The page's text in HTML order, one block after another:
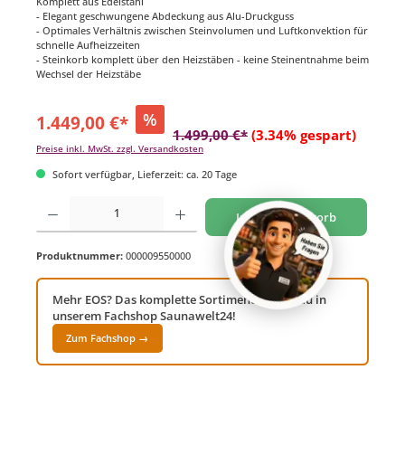
- Elegant geschwungene Abdeckung aus Alu-Druckguss
- Optimales Verhältnis zwischen Steinvolumen und Luftkonvektion für
schnelle Aufheizzeiten
- Steinkorb komplett über den Heizstäben - keine Steinentnahme beim
Wechsel der Heizstäbe
1.449,00 €* %
1.499,00 €* (3.34% gespart)
Preise inkl. MwSt. zzgl. Versandkosten
Sofort verfügbar, Lieferzeit: ca. 20 Tage
Produkt Anzahl: Gib den gewünschten Wert ein oder benutze die Schaltflächen um
In den Warenkorb
Produktnummer: 000009550000
Mehr EOS? Das komplette Sortiment findest du in
unserem Fachshop Saunawelt24!
Zum Fachshop →